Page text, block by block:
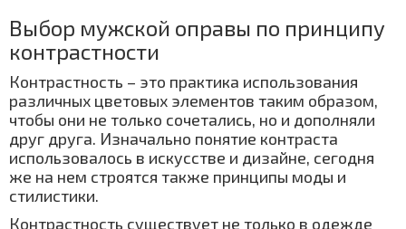
Выбор мужской оправы по принципу
контрастности
Контрастность – это практика использования
различных цветовых элементов таким образом,
чтобы они не только сочетались, но и дополняли
друг друга. Изначально понятие контраста
использовалось в искусстве и дизайне, сегодня
же на нем строятся также принципы моды и
стилистики.
Контрастность существует не только в одежде